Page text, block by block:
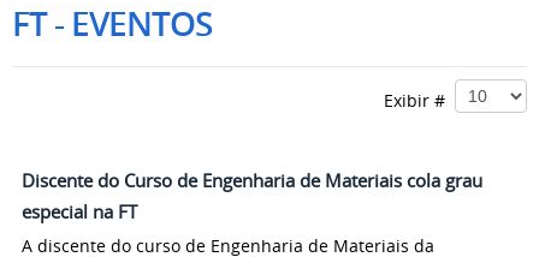
FT - EVENTOS
Exibir #
Discente do Curso de Engenharia de Materiais cola grau
especial na FT
A discente do curso de Engenharia de Materiais da